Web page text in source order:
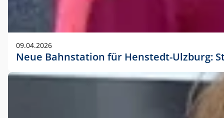
09.04.2026
Neue Bahnstation für Henstedt-Ulzburg: